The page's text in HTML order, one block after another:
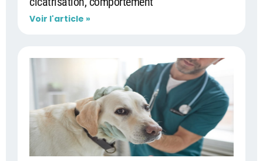
Voir l'article »